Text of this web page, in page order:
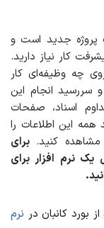
پروژه جدید است و
کار نیاز دارید.
چه وظیفه‌ای کار
سررسید انجام این
اسناد، صفحات
همه این اطلاعات را
مشاهده کنید. برای
یک نرم افزار برای
بورد کانبان در نرم